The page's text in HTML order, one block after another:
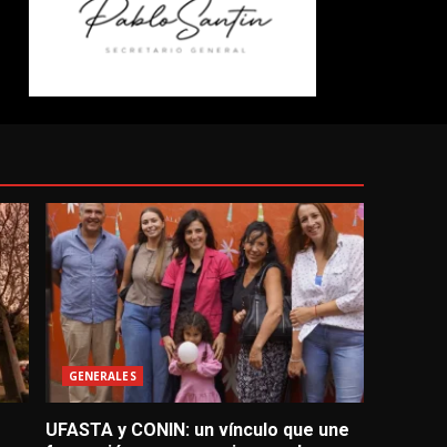
GENERALES
UFASTA y CONIN: un vínculo que une